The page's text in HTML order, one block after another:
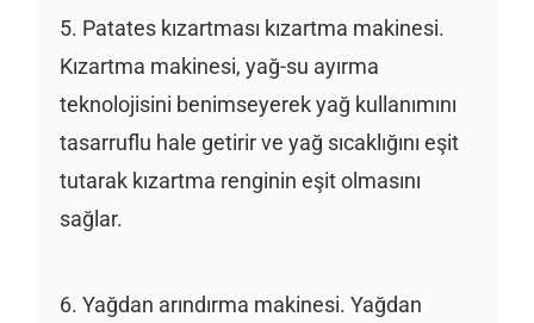
5. Patates kızartması kızartma makinesi.
Kızartma makinesi, yağ-su ayırma
teknolojisini benimseyerek yağ kullanımını
tasarruflu hale getirir ve yağ sıcaklığını eşit
tutarak kızartma renginin eşit olmasını
sağlar.
6. Yağdan arındırma makinesi. Yağdan